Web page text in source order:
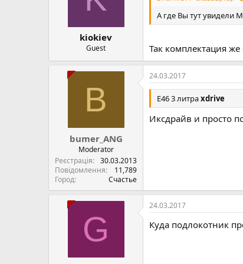
kiokiev
Guest
A где Вы тут увидели
Так комплектация
B
bumer_ANG
Moderator
Реєстрація
30.03.2013
Повідомлення
11,789
Город
Счастье
24.03.2017
Е46 3 литраxdrive
Иксдрайв и просто
G
24.03.2017
Куда подлокотник